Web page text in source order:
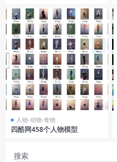
人物-动物-食物
四酷网458个人物模型
搜索